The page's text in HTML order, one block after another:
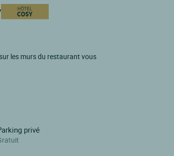
les murs du restaurant vous
privé